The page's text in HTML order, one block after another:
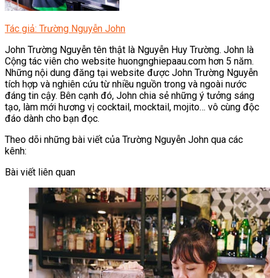
Tác giả: Trường Nguyễn John
John Trường Nguyễn tên thật là Nguyễn Huy Trường. John là
Cộng tác viên cho website huongnghiepaau.com hơn 5 năm.
Những nội dung đăng tại website được John Trường Nguyễn
tích hợp và nghiên cứu từ nhiều nguồn trong và ngoài nước
đáng tin cậy. Bên cạnh đó, John chia sẻ những ý tưởng sáng
tạo, làm mới hương vị cocktail, mocktail, mojito… vô cùng độc
đáo dành cho bạn đọc.
Theo dõi những bài viết của Trường Nguyễn John qua các
kênh:
Bài viết liên quan